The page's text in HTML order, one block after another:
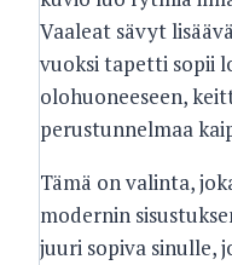
Vaaleat sävyt
vuoksi tapetti sopii
olohuoneeseen,
perustunnelmaa
Tämä on valinta,
modernin
juuri sopiva sinulle,